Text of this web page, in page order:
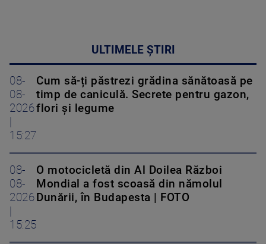
ULTIMELE ȘTIRI
08-
08-
2026
15:27
Cum să-ți păstrezi grădina sănătoasă pe
timp de caniculă. Secrete pentru gazon,
flori și legume
08-
08-
2026
15:25
O motocicletă din Al Doilea Război
Mondial a fost scoasă din nămolul
Dunării, în Budapesta | FOTO